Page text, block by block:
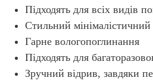
Підходять для всіх видів
Стильний
Гарне вологопоглинання
Підходять для
Зручний відрив, завдяки